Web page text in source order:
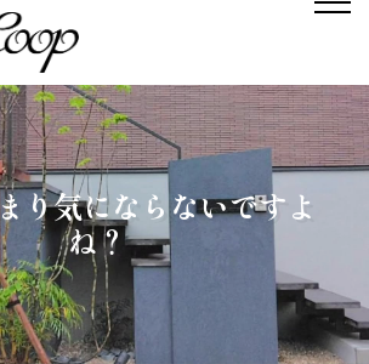
り気にならないですよ
ね？